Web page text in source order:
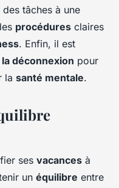
tâches à une
procédures claires
. Enfin, il est
déconnexion pour
la santé mentale.
ses vacances à
un équilibre entre